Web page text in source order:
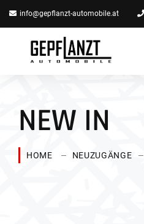
info@gepflanzt-automobile.at
NEW IN
HOME NEUZUGÄNGE